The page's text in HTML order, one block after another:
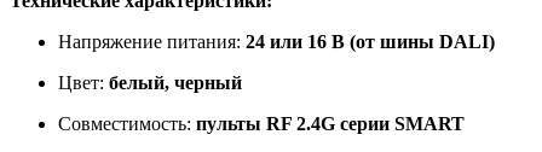
Напряжение питания: 24 или 16 В (от шины DALI)
Цвет: белый, черный
Совместимость: пульты RF 2.4G серии SMART